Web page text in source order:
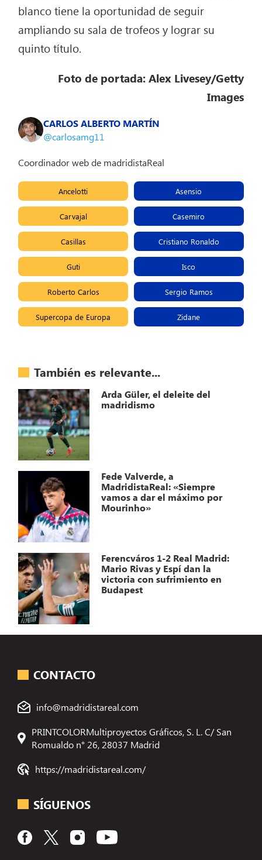
blanco tiene la oportunidad de seguir
ampliando su sala de trofeos y lograr su
quinto título.
Foto de portada: Alex Livesey/Getty
Images
CARLOS ALBERTO MARTÍN
@carlosamg11
Coordinador web de madridistaReal
Ancelotti Asensio
Carvajal Casemiro
Casillas Cristiano Ronaldo
Guti Isco
Roberto Carlos Sergio Ramos
Supercopa de Europa Zidane
También es relevante...
Arda Güler, el deleite del
madridismo
Fede Valverde, a
MadridistaReal: «Siempre
vamos a dar el máximo por
Mourinho»
Ferencváros 1-2 Real Madrid:
Mario Rivas y Espí dan la
victoria con sufrimiento en
Budapest
CONTACTO
info@madridistareal.com
PRINTCOLORMultiproyectos Gráficos, S. L. C/ San
Romualdo n° 26, 28037 Madrid
https://madridistareal.com/
SÍGUENOS